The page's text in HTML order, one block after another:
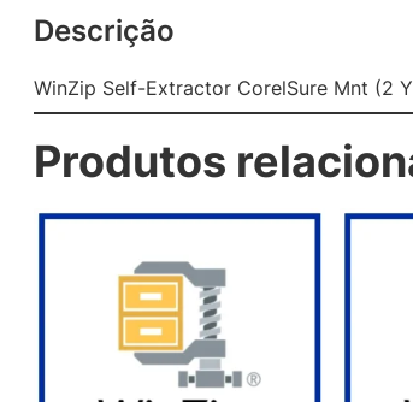
Descrição
WinZip Self-Extractor CorelSure Mnt (2
Produtos